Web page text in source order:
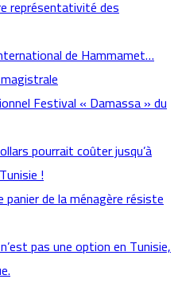
représentativité des
de Hammamet…
Festival « Damassa » du
pourrait coûter jusqu’à
!
de la ménagère résiste
pas une option en Tunisie,